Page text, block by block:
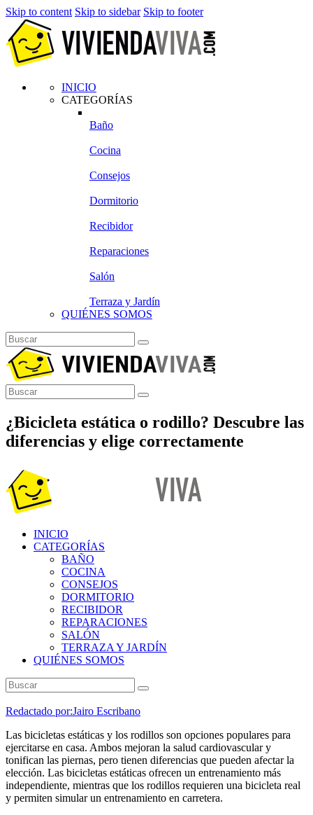
Skip to content Skip to sidebar Skip to footer
INICIO
CATEGORÍAS
Baño
Cocina
Consejos
Dormitorio
Recibidor
Reparaciones
Salón
Terraza y Jardín
QUIÉNES SOMOS
¿Bicicleta estática o rodillo? Descubre las
diferencias y elige correctamente
INICIO
CATEGORÍAS
BAÑO
COCINA
CONSEJOS
DORMITORIO
RECIBIDOR
REPARACIONES
SALÓN
TERRAZA Y JARDÍN
QUIÉNES SOMOS
Redactado por:Jairo Escribano
Las bicicletas estáticas y los rodillos son opciones populares para
ejercitarse en casa. Ambos mejoran la salud cardiovascular y
tonifican las piernas, pero tienen diferencias que pueden afectar la
elección. Las bicicletas estáticas ofrecen un entrenamiento más
independiente, mientras que los rodillos requieren una bicicleta real
y permiten simular un entrenamiento en carretera.